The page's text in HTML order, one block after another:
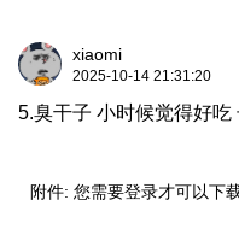
xiaomi
2025-10-14 21:31:20
5.臭干子 小时候觉得好吃
附件: 您需要登录才可以下